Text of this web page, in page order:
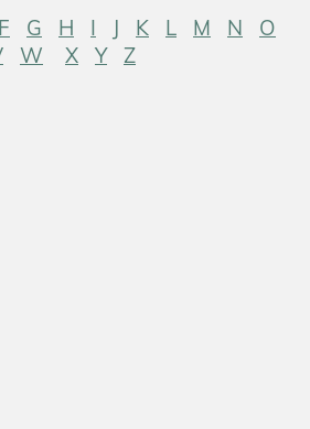
F G H I J K L M N
O
W X Y Z